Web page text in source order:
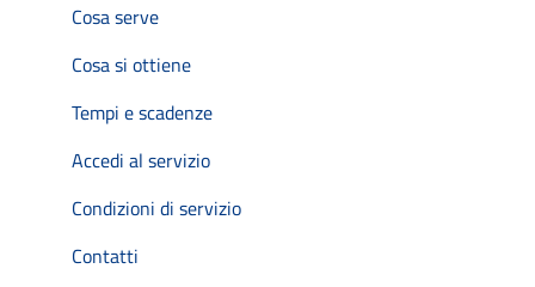
Cosa serve
Cosa si ottiene
Tempi e scadenze
Accedi al servizio
Condizioni di servizio
Contatti